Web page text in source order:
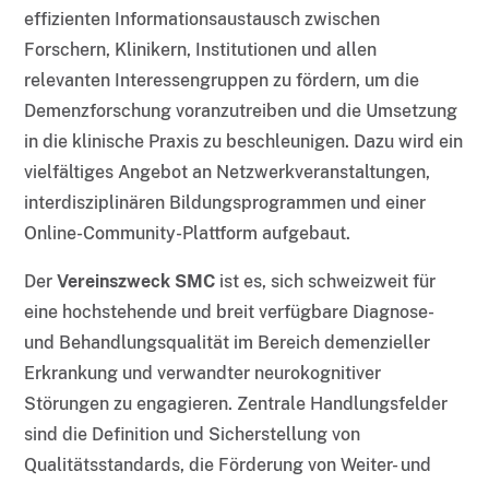
effizienten Informationsaustausch zwischen
Forschern, Klinikern, Institutionen und allen
relevanten Interessengruppen zu fördern, um die
Demenzforschung voranzutreiben und die Umsetzung
in die klinische Praxis zu beschleunigen. Dazu wird ein
vielfältiges Angebot an Netzwerkveranstaltungen,
interdisziplinären Bildungsprogrammen und einer
Online-Community-Plattform aufgebaut.
DerVereinszweck SMC ist es, sich schweizweit für
eine hochstehende und breit verfügbare Diagnose-
und Behandlungsqualität im Bereich demenzieller
Erkrankung und verwandter neurokognitiver
Störungen zu engagieren. Zentrale Handlungsfelder
sind die Definition und Sicherstellung von
Qualitätsstandards, die Förderung von Weiter- und